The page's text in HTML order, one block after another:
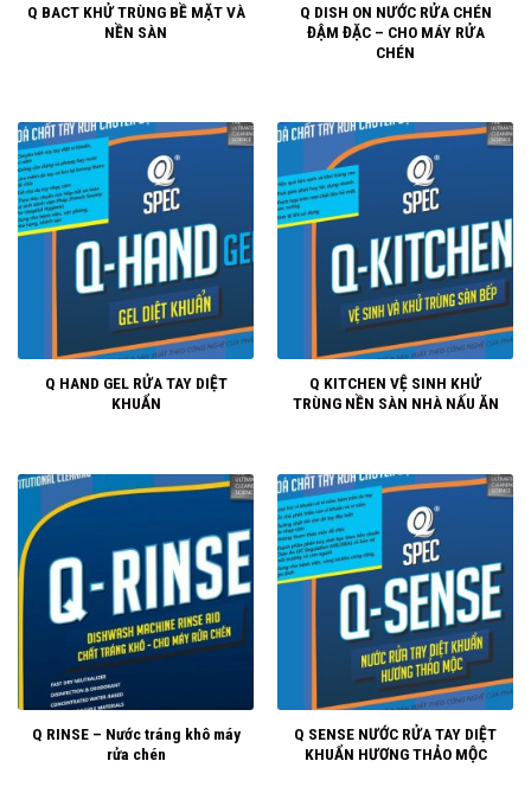
Q BACT KHỬ TRÙNG BỀ MẶT VÀ
NỀN SÀN
Q DISH ON NƯỚC RỬA CHÉN
ĐẬM ĐẶC – CHO MÁY RỬA
CHÉN
Q HAND GEL RỬA TAY DIỆT
KHUẨN
Q KITCHEN VỆ SINH KHỬ
TRÙNG NỀN SÀN NHÀ NẤU ĂN
Q RINSE – Nước tráng khô máy
rửa chén
Q SENSE NƯỚC RỬA TAY DIỆT
KHUẨN HƯƠNG THẢO MỘC